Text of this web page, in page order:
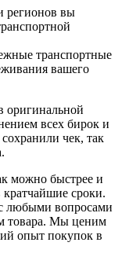
регионов вы
транспортные
вашего
оригинальной
всех бирок и
чек, так
можно быстрее и
кратчайшие сроки.
любыми вопросами
товара. Мы ценим
опыт покупок в